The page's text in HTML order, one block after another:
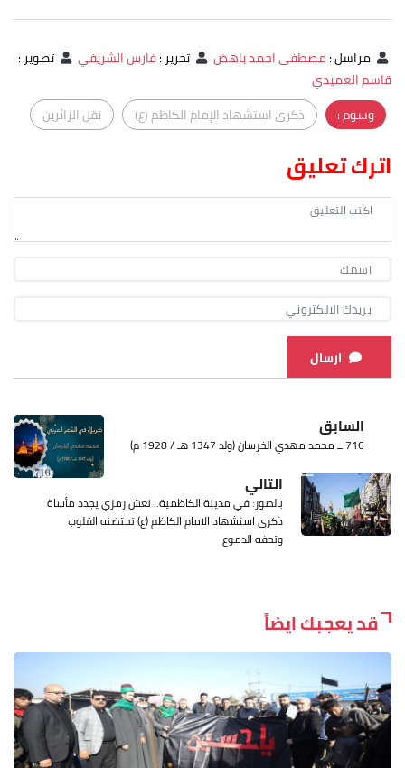
مراسل:مصطفى احمد باهض تحرير:فارس الشريفي تصوير:
قاسم العميدي
وسوم :
ذكرى استشهاد الإمام الكاظم (ع) نقل الزائرين
اترك تعليق
ارسال
السابق
716 ــ محمد مهدي الخرسان (ولد 1347 هـ / 1928 م)
التالي
بالصور: في مدينة الكاظمية.. نعش رمزي يجدد مأساة
ذكرى استشهاد الامام الكاظم (ع) تحتضنه القلوب
وتحفه الدموع
قد يعجبك ايضاً